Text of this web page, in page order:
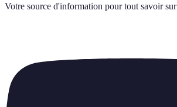
Votre source d'information pour tout savoir sur